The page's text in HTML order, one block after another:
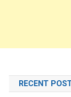
RECENT